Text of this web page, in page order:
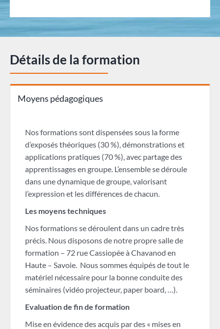
Détails de la formation
Moyens pédagogiques
Nos formations sont dispensées sous la forme
d’exposés théoriques (30 %), démonstrations et
applications pratiques (70 %), avec partage des
apprentissages en groupe. L’ensemble se déroule
dans une dynamique de groupe, valorisant
l’expression et les différences de chacun.
Les moyens techniques
Nos formations se déroulent dans un cadre très
précis. Nous disposons de notre propre salle de
formation – 72 rue Cassiopée à Chavanod en
Haute – Savoie. Nous sommes équipés de tout le
matériel nécessaire pour la bonne conduite des
séminaires (vidéo projecteur, paper board, …).
Evaluation de fin de formation
Mise en évidence des acquis par des « mises en